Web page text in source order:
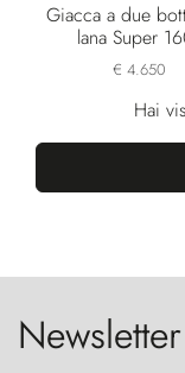
Giacca a due
lana Super
€ 4.650
Hai
Newsletter